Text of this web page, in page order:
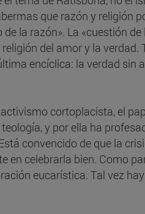
que razón y religión
la razón». La «cuestión de
del amor y la verdad.
encíclica: la verdad sin
cortoplacista, el
y por ella ha
convencido de que la
en celebrarla bien. Como
eucarística. Tal vez